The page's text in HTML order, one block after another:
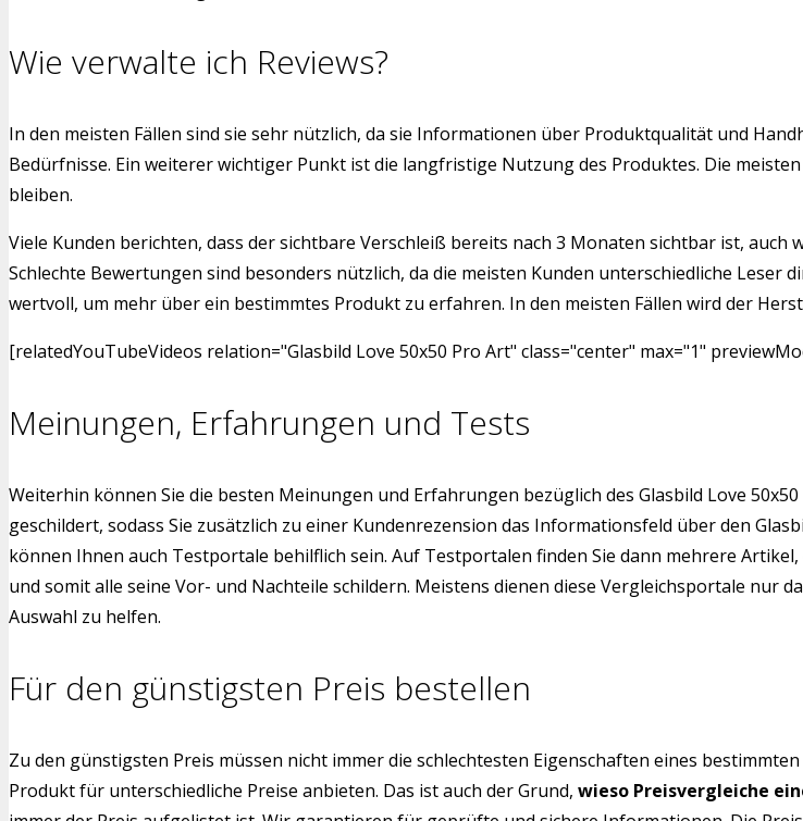
Wie verwalte ich Reviews?
In den meisten Fällen sind sie sehr nützlich, da sie Informationen über Produktqualität und
Bedürfnisse. Ein weiterer wichtiger Punkt ist die langfristige Nutzung des Produktes. Die
bleiben.
Viele Kunden berichten, dass der sichtbare Verschleiß bereits nach 3 Monaten sichtbar ist,
Schlechte Bewertungen sind besonders nützlich, da die meisten Kunden unterschiedliche
wertvoll, um mehr über ein bestimmtes Produkt zu erfahren. In den meisten Fällen wird der
[relatedYouTubeVideos relation="Glasbild Love 50x50 Pro Art" class="center" max="1"
Meinungen, Erfahrungen und Tests
Weiterhin können Sie die besten Meinungen und Erfahrungen bezüglich des Glasbild Love
geschildert, sodass Sie zusätzlich zu einer Kundenrezension das Informationsfeld über den
können Ihnen auch Testportale behilflich sein. Auf Testportalen finden Sie dann mehrere
und somit alle seine Vor- und Nachteile schildern. Meistens dienen diese Vergleichsportale nur
Auswahl zu helfen.
Für den günstigsten Preis bestellen
Zu den günstigsten Preis müssen nicht immer die schlechtesten Eigenschaften eines
Produkt für unterschiedliche Preise anbieten. Das ist auch der Grund, wieso Preisvergleiche